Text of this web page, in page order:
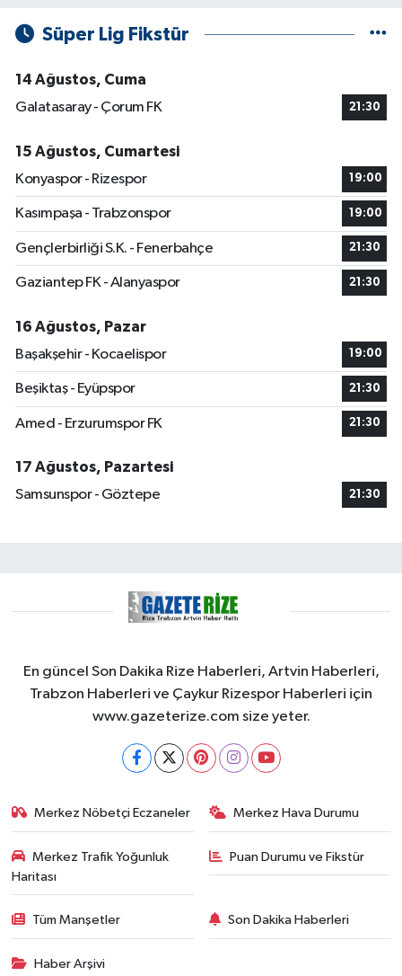
Süper Lig Fikstür
14 Ağustos, Cuma
Galatasaray - Çorum FK
21:30
15 Ağustos, Cumartesi
Konyaspor - Rizespor
19:00
Kasımpaşa - Trabzonspor 19:00
Gençlerbirliği S.K. - Fenerbahçe 21:30
Gaziantep FK - Alanyaspor 21:30
16 Ağustos, Pazar
Başakşehir - Kocaelispor
19:00
Beşiktaş - Eyüpspor 21:30
Amed - Erzurumspor FK 21:30
17 Ağustos, Pazartesi
Samsunspor - Göztepe
21:30
En güncel Son Dakika Rize Haberleri, Artvin Haberleri,
Trabzon Haberleri ve Çaykur Rizespor Haberleri için
www.gazeterize.com size yeter.
Merkez Nöbetçi Eczaneler Merkez Hava Durumu
Merkez Trafik Yoğunluk
Haritası
Puan Durumu ve Fikstür
Tüm Manşetler Son Dakika Haberleri
Haber Arşivi